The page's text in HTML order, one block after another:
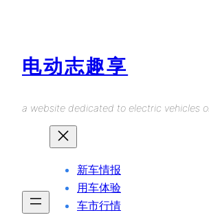
电动志趣享
a website dedicated to electric vehicles
新车情报
用车体验
车市行情